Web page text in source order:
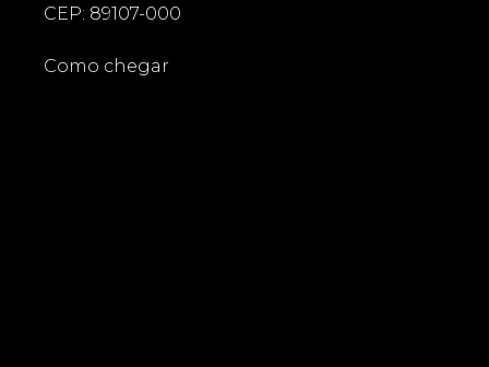
CEP: 89107-000
Como chegar